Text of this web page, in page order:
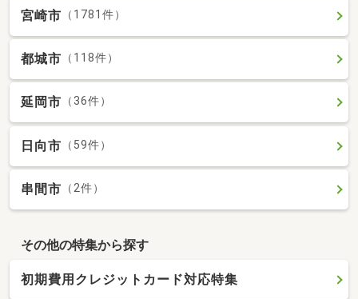
宮崎市 （1781件）
都城市 （118件）
延岡市 （36件）
日向市 （59件）
串間市 （2件）
その他の特集から探す
初期費用クレジットカード対応特集